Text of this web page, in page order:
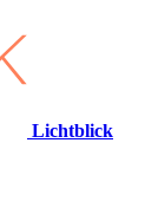
Lichtblick